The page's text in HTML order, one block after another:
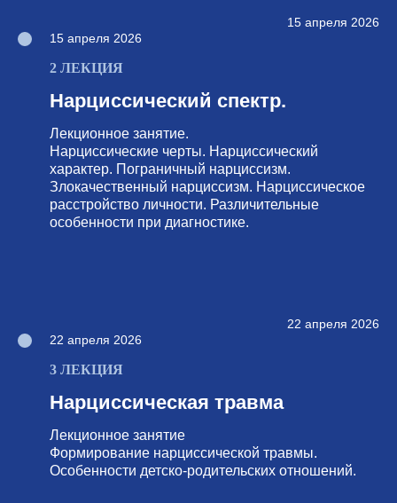
15 апреля 2026
15 апреля 2026
2 ЛЕКЦИЯ
Нарциссический спектр.
Лекционное занятие.
Нарциссические черты. Нарциссический
характер. Пограничный нарциссизм.
Злокачественный нарциссизм. Нарциссическое
расстройство личности. Различительные
особенности при диагностике.
22 апреля 2026
22 апреля 2026
3 ЛЕКЦИЯ
Нарциссическая травма
Лекционное занятие
Формирование нарциссической травмы.
Особенности детско-родительских отношений.